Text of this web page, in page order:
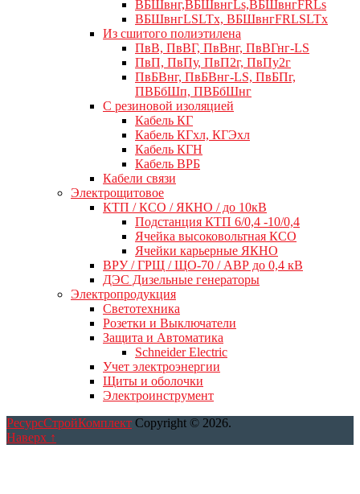
ВБШвнг,ВБШвнгLs,ВБШвнгFRLs
ВБШвнгLSLTx, ВБШвнгFRLSLTx
Из сшитого полиэтилена
ПвВ, ПвВГ, ПвВнг, ПвВГнг-LS
ПвП, ПвПу, ПвП2г, ПвПу2г
ПвБВнг, ПвБВнг-LS, ПвБПг,
ПВБбШп, ПВБбШнг
C резиновой изоляцией
Кабель КГ
Кабель КГхл, КГЭхл
Кабель КГН
Кабель ВРБ
Кабели связи
Электрощитовое
КТП / КСО / ЯКНО / до 10кВ
Подстанция КТП 6/0,4 -10/0,4
Ячейка высоковольтная КСО
Ячейки карьерные ЯКНО
ВРУ / ГРЩ / ЩО-70 / АВР до 0,4 кВ
ДЭС Дизельные генераторы
Электропродукция
Светотехника
Розетки и Выключатели
Защита и Автоматика
Schneider Electric
Учет электроэнергии
Щиты и оболочки
Электроинструмент
РесурсСтройКомплект Copyright © 2026.
Наверх ↑